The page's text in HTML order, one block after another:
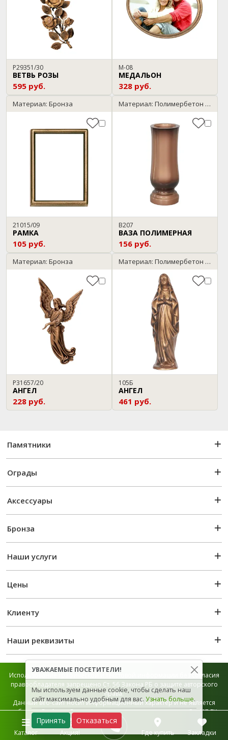
P29351/30
ВЕТВЬ РОЗЫ
595 руб.
М-08
МЕДАЛЬОН
328 руб.
Материал: Бронза
21015/09
РАМКА
105 руб.
Материал: Полимербетон / бронза
В207
ВАЗА ПОЛИМЕРНАЯ
156 руб.
Материал: Бронза
P31657/20
АНГЕЛ
228 руб.
Материал: Полимербетон / бронза
105Б
АНГЕЛ
461 руб.
Памятники
Ограды
Аксессуары
Бронза
Наши услуги
Цены
Клиенту
Наши реквизиты
Использование графической и текстовой информации без согласия
правообладателя запрещено Ст. 56 Закона РБ о защите авторского
права.
Данный веб-сайт носит информационный характер и не является
публичной офертой, которая определяется положением Ст. 407 ГК
РБ.
Карта сайта
Каталог Акция! Где купить Закладки
УВАЖАЕМЫЕ ПОСЕТИТЕЛИ!
Мы используем данные cookie, чтобы сделать наш
сайт максимально удобным для вас. Узнать больше.
Принять Отказаться